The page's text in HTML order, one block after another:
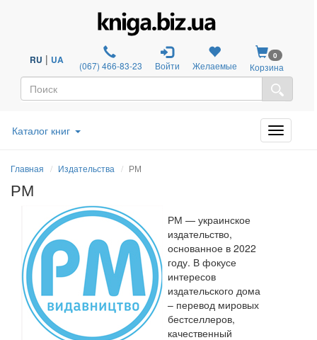
RU | UA (067) 466-83-23 Войти Желаемые
0
Корзина
Каталог книг
Главная Издательства РМ
РМ
РМ — украинское
издательство,
основанное в 2022
году. В фокусе
интересов
издательского дома
– перевод мировых
бестселлеров,
качественный